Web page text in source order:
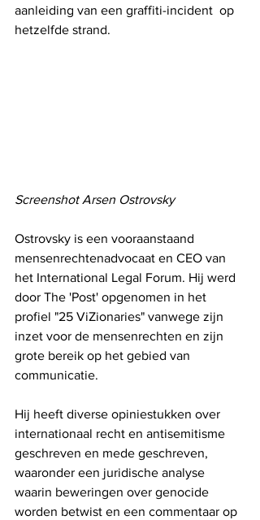
aanleiding van een graffiti-incident  op
hetzelfde strand.
Screenshot Arsen Ostrovsky
Ostrovsky is een vooraanstaand
mensenrechtenadvocaat en CEO van
het International Legal Forum. Hij werd
door The 'Post' opgenomen in het
profiel "25 ViZionaries" vanwege zijn
inzet voor de mensenrechten en zijn
grote bereik op het gebied van
communicatie.
Hij heeft diverse opiniestukken over
internationaal recht en antisemitisme
geschreven en mede geschreven,
waaronder een juridische analyse
waarin beweringen over genocide
worden betwist en een commentaar op